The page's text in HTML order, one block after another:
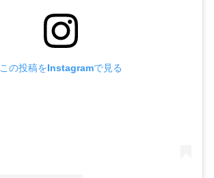
この投稿をInstagramで見る